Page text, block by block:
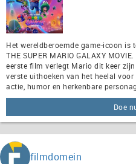
Het wereldberoemde game-icoon is
THE SUPER MARIO GALAXY
eerste film verlegt Mario dit keer
verste uithoeken van het heelal
actie, humor en herkenbare
Doe
filmdomein